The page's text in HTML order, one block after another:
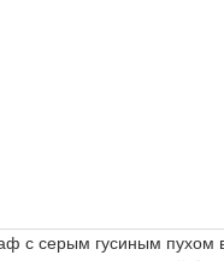
с серым гусиным пухом